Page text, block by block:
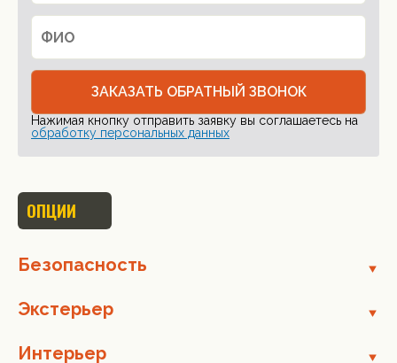
ЗАКАЗАТЬ ОБРАТНЫЙ ЗВОНОК
Нажимая кнопку отправить заявку вы соглашаетесь на
обработку персональных данных
ОПЦИИ
Безопасность
Экстерьер
Интерьер